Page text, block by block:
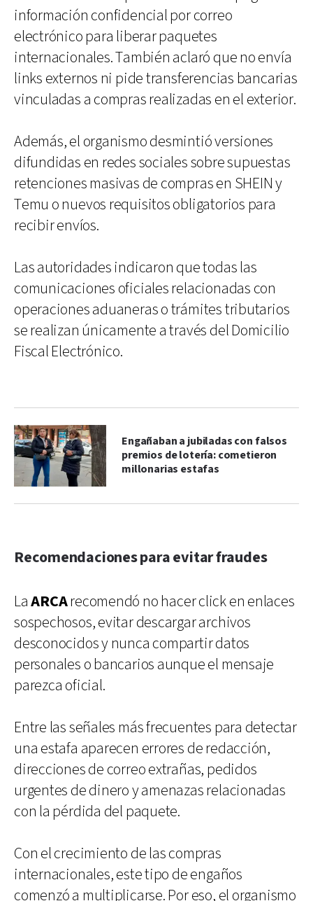
información confidencial por correo
electrónico para liberar paquetes
internacionales. También aclaró que no envía
links externos ni pide transferencias bancarias
vinculadas a compras realizadas en el exterior.
Además, el organismo desmintió versiones
difundidas en redes sociales sobre supuestas
retenciones masivas de compras en SHEIN y
Temu o nuevos requisitos obligatorios para
recibir envíos.
Las autoridades indicaron que todas las
comunicaciones oficiales relacionadas con
operaciones aduaneras o trámites tributarios
se realizan únicamente a través del Domicilio
Fiscal Electrónico.
Engañaban a jubiladas con falsos
premios de lotería: cometieron
millonarias estafas
Recomendaciones para evitar fraudes
LaARCArecomendó no hacer click en enlaces
sospechosos, evitar descargar archivos
desconocidos y nunca compartir datos
personales o bancarios aunque el mensaje
parezca oficial.
Entre las señales más frecuentes para detectar
una estafa aparecen errores de redacción,
direcciones de correo extrañas, pedidos
urgentes de dinero y amenazas relacionadas
con la pérdida del paquete.
Con el crecimiento de las compras
internacionales, este tipo de engaños
comenzó a multiplicarse. Por eso, el organismo